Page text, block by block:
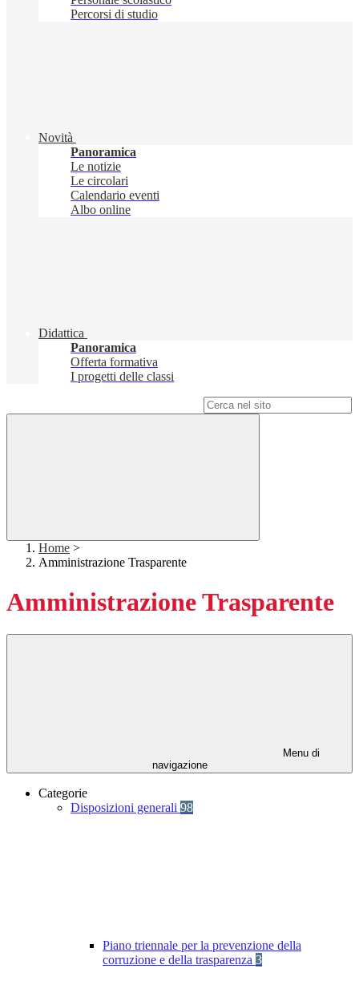
Percorsi di studio
Novità
Panoramica
Le notizie
Le circolari
Calendario eventi
Albo online
Didattica
Panoramica
Offerta formativa
I progetti delle classi
Home >
Amministrazione Trasparente
Amministrazione Trasparente
Menu di
navigazione
Categorie
Disposizioni generali 98
Piano triennale per la prevenzione della
corruzione e della trasparenza 3